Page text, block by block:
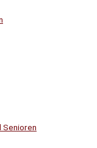
Senioren